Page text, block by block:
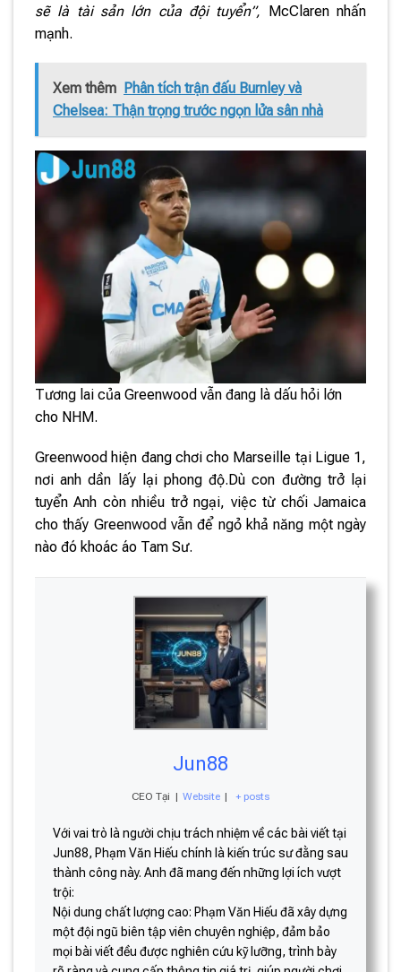
sẽ là tài sản lớn của đội tuyển”, McClaren nhấn
mạnh.
Xem thêm Phân tích trận đấu Burnley và
Chelsea: Thận trọng trước ngọn lửa sân nhà
Tương lai của Greenwood vẫn đang là dấu hỏi lớn
cho NHM.
Greenwood hiện đang chơi cho Marseille tại Ligue 1,
nơi anh dần lấy lại phong độ.Dù con đường trở lại
tuyển Anh còn nhiều trở ngại, việc từ chối Jamaica
cho thấy Greenwood vẫn để ngỏ khả năng một ngày
nào đó khoác áo Tam Sư.
Jun88
CEO Tại | Website | + posts
Với vai trò là người chịu trách nhiệm về các bài viết tại
Jun88, Phạm Văn Hiếu chính là kiến trúc sư đằng sau
thành công này. Anh đã mang đến những lợi ích vượt
trội:
Nội dung chất lượng cao: Phạm Văn Hiếu đã xây dựng
một đội ngũ biên tập viên chuyên nghiệp, đảm bảo
mọi bài viết đều được nghiên cứu kỹ lưỡng, trình bày